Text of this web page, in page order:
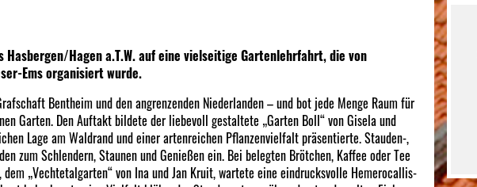
Hasbergen/Hagen a.T.W. auf eine vielseitige Gartenlehrfahrt, die von
Ems organisiert wurde.
Bentheim und den angrenzenden Niederlanden – und bot jede Menge Raum für
Garten. Den Auftakt bildete der liebevoll gestaltete „Garten Boll“ von Gisela und
Lage am Waldrand und einer artenreichen Pflanzenvielfalt präsentierte. Stauden-,
zum Schlendern, Staunen und Genießen ein. Bei belegten Brötchen, Kaffee oder Tee
„Vechtetalgarten“ von Ina und Jan Kruit, wartete eine eindrucksvolle Hemerocallis-